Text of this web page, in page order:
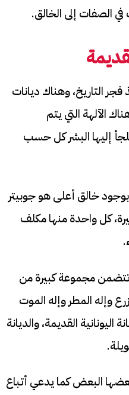
في الصفات إلى الخالق.
التاريخ، وهناك ديانات
الآلهة التي يتم
إليها البشر كل حسب
بوجود خالق أعلى هو جوبيتر
كل واحدة منها مكلف
تتضمن مجموعة كبيرة من
وإله المطر وإله الموت
اليونانية القديمة، والديانة
البعض كما يدعي أتباع